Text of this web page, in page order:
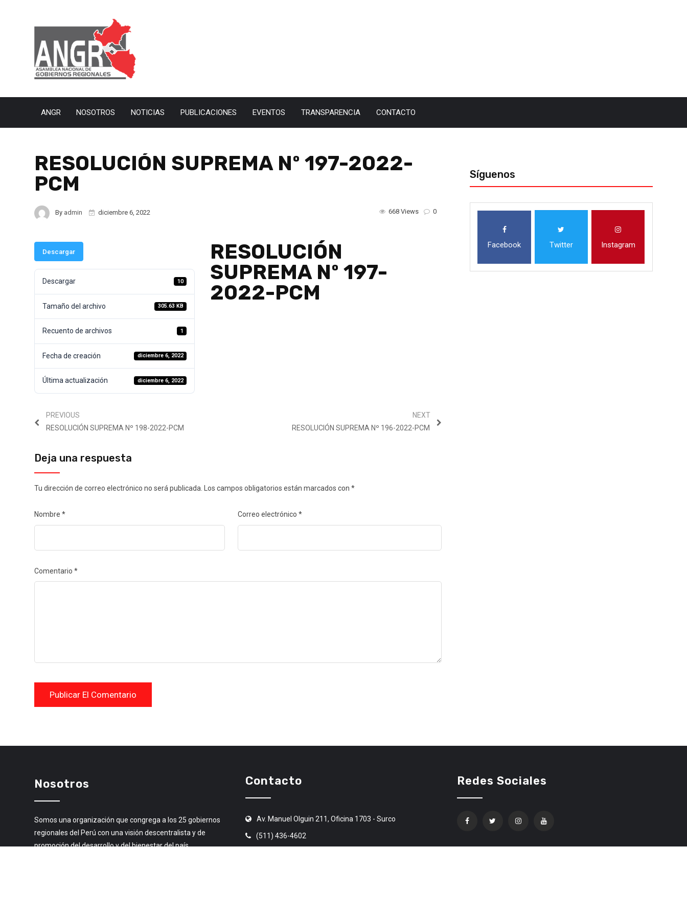
ANGR NOSOTROS NOTICIAS PUBLICACIONES EVENTOS TRANSPARENCIA CONTACTO
RESOLUCIÓN SUPREMA Nº 197-2022-
PCM
By admin diciembre 6, 2022 0
668 Views
Descargar
Descargar 10
Tamaño del archivo 305.63 KB
Recuento de archivos 1
Fecha de creación diciembre 6, 2022
Última actualización diciembre 6, 2022
RESOLUCIÓN
SUPREMA Nº 197-
2022-PCM
PREVIOUS
RESOLUCIÓN SUPREMA Nº 198-2022-PCM
NEXT
RESOLUCIÓN SUPREMA Nº 196-2022-PCM
Deja una respuesta
Tu dirección de correo electrónico no será publicada. Los campos obligatorios están marcados con *
Nombre * Correo electrónico*
Comentario *
Síguenos
Facebook Twitter Instagram
Nosotros
Somos una organización que congrega a los 25 gobiernos
regionales del Perú con una visión descentralista y de
promoción del desarrollo y del bienestar del país.
Contacto
Av. Manuel Olguin 211, Oficina 1703 - Surco
(511) 436-4602
Redes Sociales